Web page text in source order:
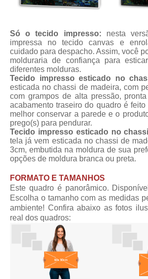
Só o tecido impresso: nesta
impressa no tecido canvas e
cuidado para despacho. Assim, você
molduraria de confiança para
diferentes molduras.
Tecido impresso esticado no
esticada no chassi de madeira, com
com grampos de alta pressão,
acabamento traseiro do quadro é feito
melhor conservar a parede e o
prego(s) para pendurar.
Tecido impresso esticado no
tela já vem esticada no chassi de
3cm, embutida na moldura de sua
opções de moldura branca ou preta.
FORMATO E TAMANHOS
Este quadro é panorâmico.
Escolha o tamanho com as medidas
ambiente! Confira abaixo as fotos
real dos quadros: